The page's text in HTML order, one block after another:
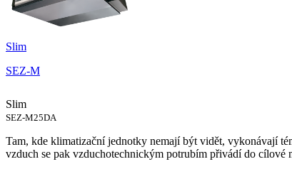
Slim
SEZ-M
Slim
SEZ-M25DA
Tam, kde klimatizační jednotky nemají být vidět, vykonávají
vzduch se pak vzduchotechnickým potrubím přivádí do cílové